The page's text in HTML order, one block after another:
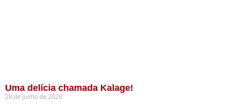
Uma delícia chamada Kalage!
28 de junho de 2026